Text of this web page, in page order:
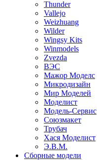
Thunder
Vallejo
Weizhuang
Wilder
Wingsy Kits
Winmodels
Zvezda
ВЭС
Мажор Моделс
Микродизайн
Мир Моделей
Моделист
Модель-Сервис
Союзмакет
Трубач
Хася Моделист
Э.В.М.
Сборные модели